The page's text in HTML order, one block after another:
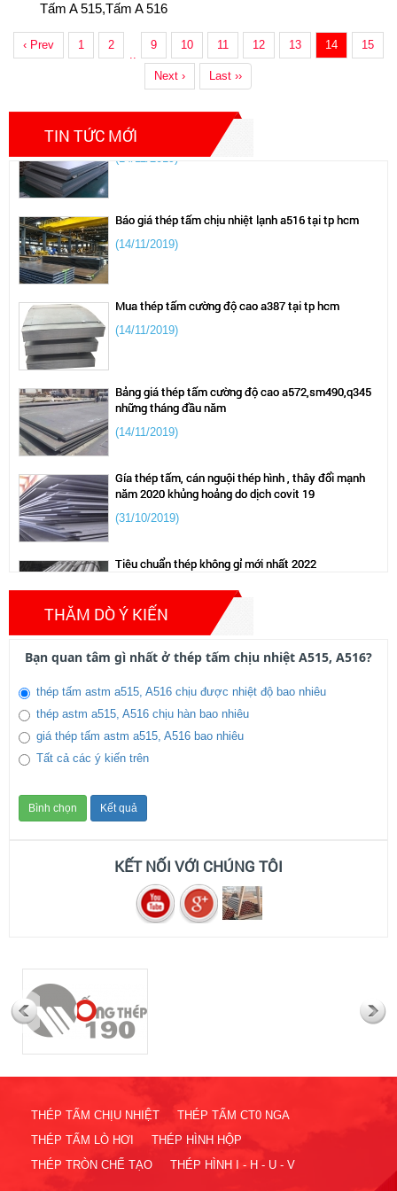
Tấm A 515,tấm A 516
‹ Prev 1 2
..
9 10 11 12 13 14 15
Next › Last ››
TIN TỨC MỚI
Dự đoán giá thép tăng cao trong năm 2021
(28/11/2019)
Địa chỉ mua thép tấm lò hơi chịu nhiệt a515
những tháng đầu năm
năm 2020 khủng hoảng do dịch covit 19
giá thép chịu nhiệt a515 thị trường mới nhất
07/2025
Thép nội địa bức phá mạnh 2025
(03/02/2025)
thép tấm trong thị trường tình hình giảm sút thép thị
trường ảm đạm 2024
giá thép lập kỷ lục trong thòi gian ngắn 2022
(28/04/2021)
(28/11/2019)
THĂM DÒ Ý KIẾN
Bạn quan tâm gì nhất ở thép tấm chịu nhiệt A515, A516?
thép tấm astm a515, A516 chịu được nhiệt độ bao nhiêu
thép astm a515, A516 chịu hàn bao nhiêu
giá thép tấm astm a515, A516 bao nhiêu
Tất cả các ý kiến trên
KẾT NỐI VỚI CHÚNG TÔI
THÉP TẤM CHỊU NHIỆT
THÉP TẤM CT0 NGA
THÉP TẤM LÒ HƠI
THÉP HÌNH HỘP
THÉP TRÒN CHẾ TẠO
THÉP HÌNH I - H - U - V